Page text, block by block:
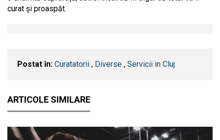
curat și proaspăt.
Postat în: Curatatorii , Diverse , Servicii in Cluj
ARTICOLE SIMILARE